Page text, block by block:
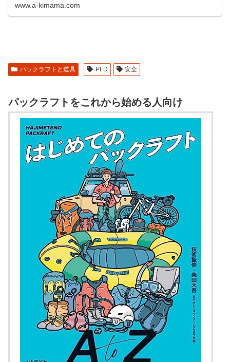
www.a-kimama.com
パックラフトと道具 PFD 安全
パックラフトをこれから始める人向け